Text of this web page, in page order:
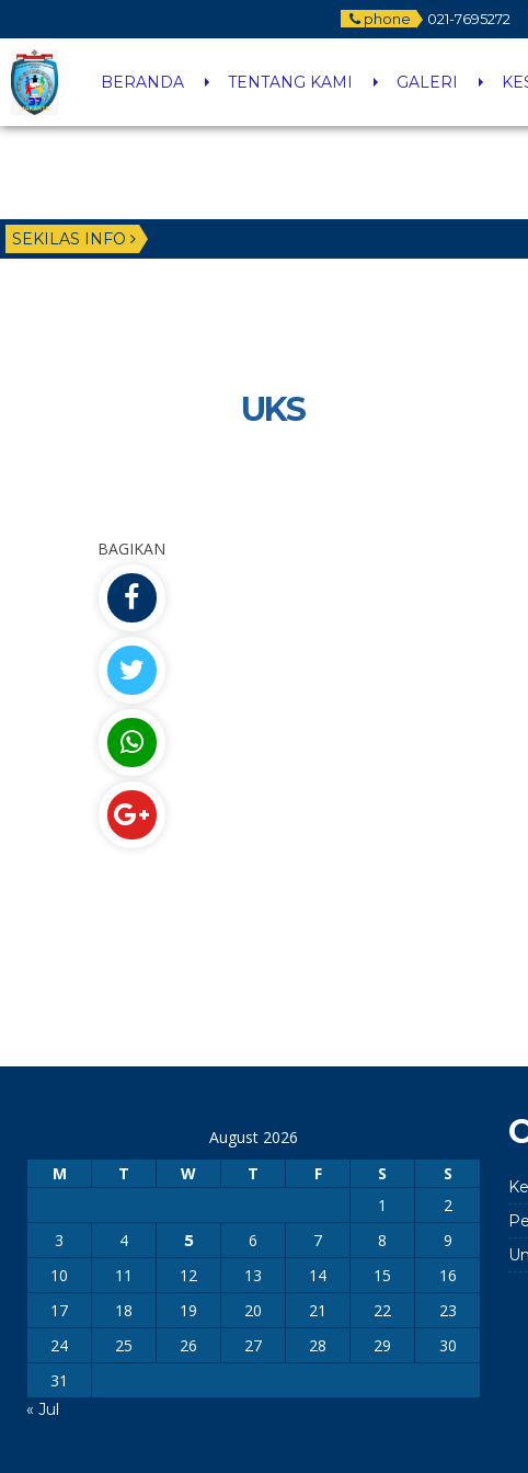
phone 021-7695272
BERANDA TENTANG KAMI GALERI
SEKILAS INFO
UKS
BAGIKAN
August 2026
M
T W T F S
S
1
2
3
4 5 6 7 8
9
10
11 12 13 14 15
16
17
18 19 20 21 22
23
24
25 26 27 28 29
30
31
« Jul